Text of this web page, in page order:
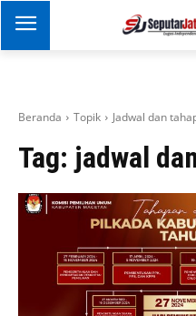
Beranda Topik Jadwal dan
Tag: jadwal